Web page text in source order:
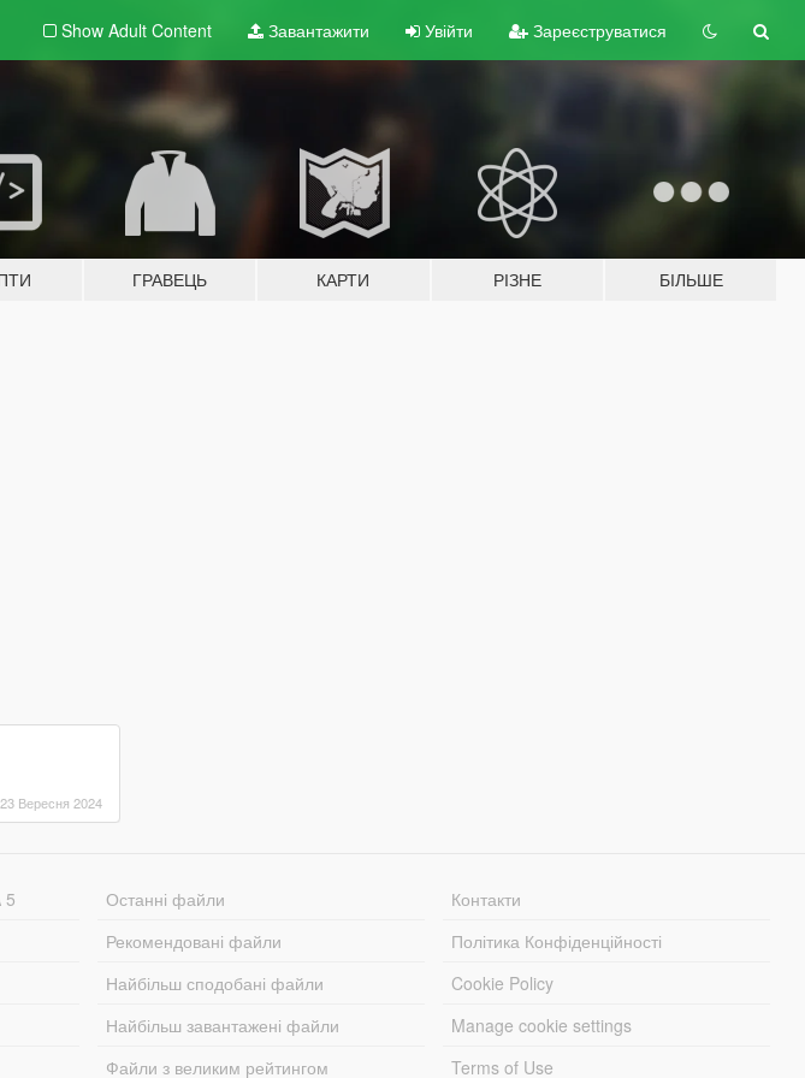
Show Adult Content Завантажити Увійти Зареєструватися
ГРАВЕЦЬ КАРТИ РІЗНЕ БІЛЬШЕ
23 Вересня 2024
5
Останні файли
Рекомендовані файли
Найбільш сподобані файли
Найбільш завантажені файли
Файли з великим рейтингом
Контакти
Політика Конфіденційності
Cookie Policy
Manage cookie settings
Terms of Use